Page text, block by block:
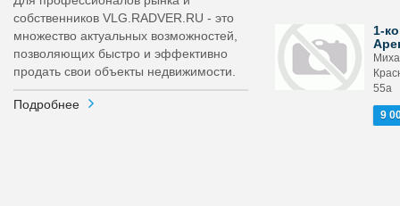
собственников VLG.RADVER.RU - это
множество актуальных возможностей,
позволяющих быстро и эффективно
продать свои объекты недвижимости.
Подробнее
1-
55а
9